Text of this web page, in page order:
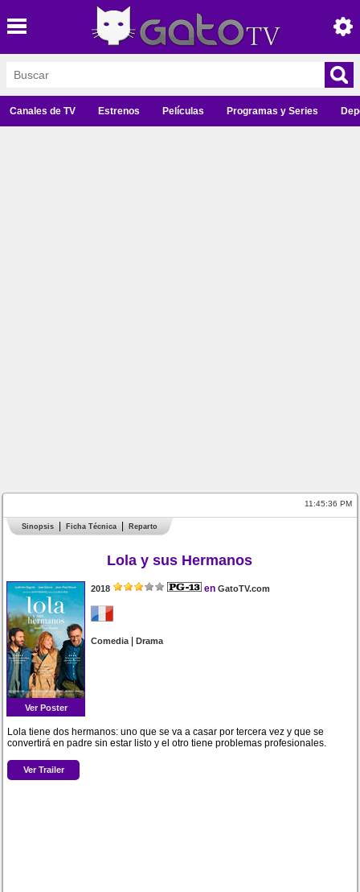
Canales de TV Estrenos Películas Programas y Series
11:45:36 PM
Sinopsis Ficha Técnica Reparto
Lola y sus Hermanos
Ver Poster
2018 en GatoTV.com
Comedia|Drama
Lola tiene dos hermanos: uno que se va a casar por tercera vez y que se
convertirá en padre sin estar listo y el otro tiene problemas profesionales.
Ver Trailer